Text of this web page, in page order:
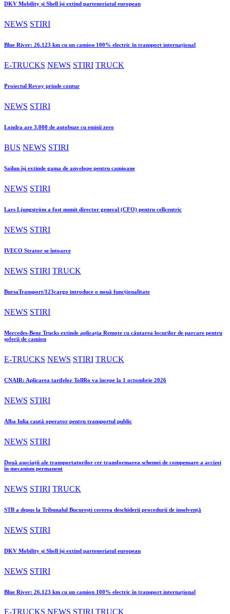
DKV Mobility și Shell își extind parteneriatul european
NEWS STIRI
Blue River: 26.123 km cu un camion 100% electric în transport internațional
E-TRUCKS NEWS STIRI TRUCK
Proiectul Revoy prinde contur
NEWS STIRI
Londra are 3.000 de autobuze cu emisii zero
BUS NEWS STIRI
Sailun își extinde gama de anvelope pentru camioane
NEWS STIRI
Lars Ljungström a fost numit director general (CFO) pentru cellcentric
NEWS STIRI
IVECO Strator se întoarce
NEWS STIRI TRUCK
BursaTransport/123cargo introduce o nouă funcționalitate
NEWS STIRI
Mercedes-Benz Trucks extinde aplicația Remote cu căutarea locurilor de parcare pentru
șoferii de camion
E-TRUCKS NEWS STIRI TRUCK
CNAIR: Aplicarea tarifelor TollRo va începe la 1 octombrie 2026
NEWS STIRI
Alba Iulia caută operator pentru transportul public
NEWS STIRI
Două asociații ale transportatorilor cer transformarea schemei de compensare a accizei
în mecanism permanent
NEWS STIRI TRUCK
STB a depus la Tribunalul București cererea deschiderii procedurii de insolvență
NEWS STIRI
DKV Mobility și Shell își extind parteneriatul european
NEWS STIRI
Blue River: 26.123 km cu un camion 100% electric în transport internațional
E-TRUCKS NEWS STIRI TRUCK